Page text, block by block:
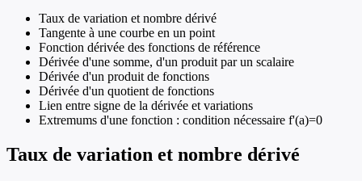
Taux de variation et nombre dérivé
Tangente à une courbe en un point
Fonction dérivée des fonctions de référence
Dérivée d'une somme, d'un produit par un scalaire
Dérivée d'un produit de fonctions
Dérivée d'un quotient de fonctions
Lien entre signe de la dérivée et variations
Extremums d'une fonction : condition nécessaire f'(a)=0
Taux de variation et nombre dérivé